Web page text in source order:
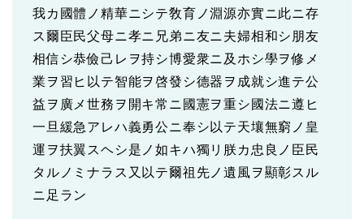
我カ國體ノ精華ニシテ敎育ノ淵源亦實ニ此ニ存
ス爾臣民父母ニ孝ニ兄弟ニ友ニ夫婦相和シ朋友
相信シ恭儉己レヲ持シ博愛衆ニ及ホシ學ヲ修メ
業ヲ習ヒ以テ智能ヲ啓發シ德器ヲ成就シ進テ公
益ヲ廣メ世務ヲ開キ常ニ國憲ヲ重シ國法ニ遵ヒ
一旦緩急アレハ義勇公ニ奉シ以テ天壤無窮ノ皇
運ヲ扶翼スヘシ是ノ如キハ獨リ朕カ忠良ノ臣民
タルノミナラス又以テ爾祖先ノ遺風ヲ顯彰スル
ニ足ラン